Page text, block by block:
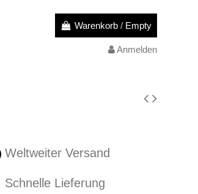
Warenkorb / Empty
Anmelden
Weltweiter Versand
Schnelle Lieferung